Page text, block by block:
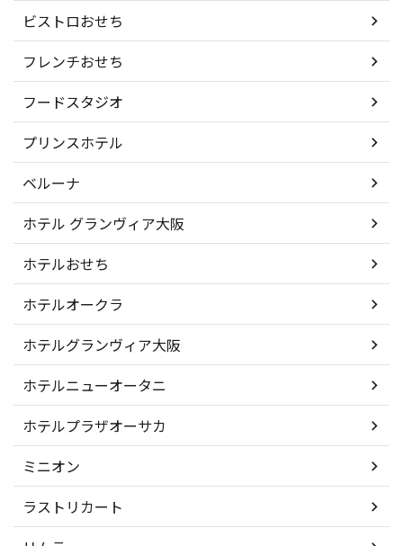
ビストロおせち
フレンチおせち
フードスタジオ
プリンスホテル
ベルーナ
ホテル グランヴィア大阪
ホテルおせち
ホテルオークラ
ホテルグランヴィア大阪
ホテルニューオータニ
ホテルプラザオーサカ
ミニオン
ラストリカート